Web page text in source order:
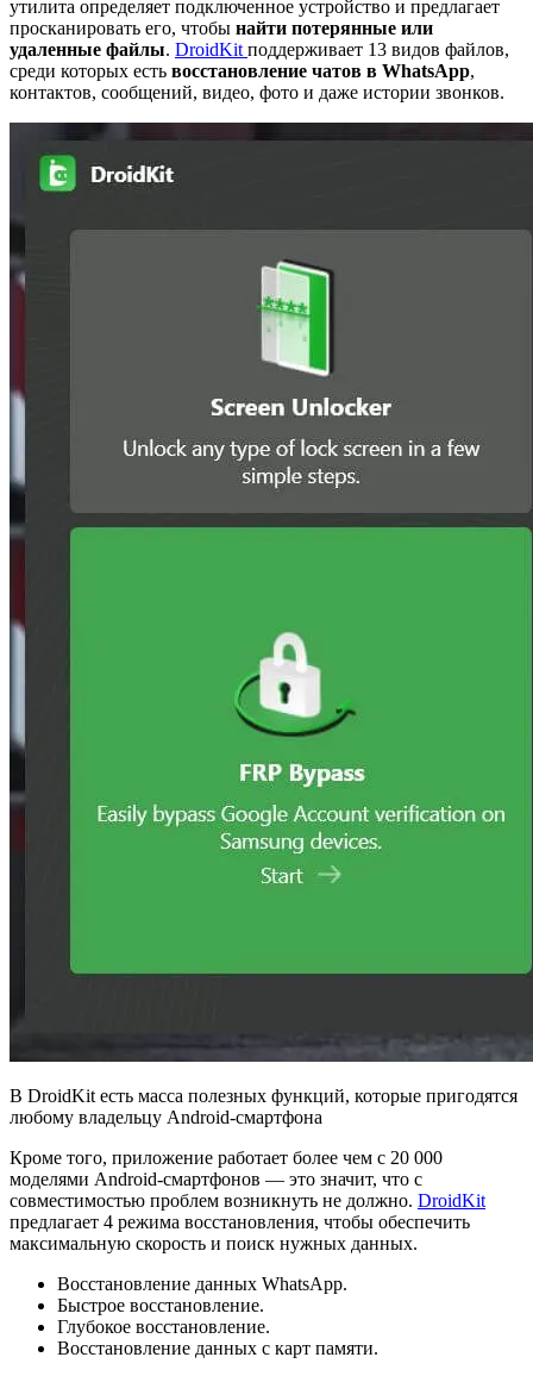
утилита определяет подключенное устройство и предлагает
просканировать его, чтобы найти потерянные или
удаленные файлы. DroidKit поддерживает 13 видов файлов,
среди которых есть восстановление чатов в WhatsApp,
контактов, сообщений, видео, фото и даже истории звонков.
В DroidKit есть масса полезных функций, которые пригодятся
любому владельцу Android-смартфона
Кроме того, приложение работает более чем с 20 000
моделями Android-смартфонов — это значит, что с
совместимостью проблем возникнуть не должно. DroidKit
предлагает 4 режима восстановления, чтобы обеспечить
максимальную скорость и поиск нужных данных.
Восстановление данных WhatsApp.
Быстрое восстановление.
Глубокое восстановление.
Восстановление данных с карт памяти.